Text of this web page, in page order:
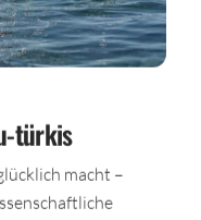
türkis
macht –